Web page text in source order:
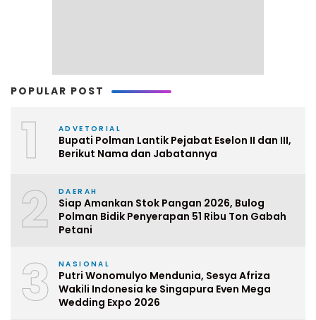
POPULAR POST
1 ADVETORIAL
Bupati Polman Lantik Pejabat Eselon II dan III,
Berikut Nama dan Jabatannya
2 DAERAH
Siap Amankan Stok Pangan 2026, Bulog
Polman Bidik Penyerapan 51 Ribu Ton Gabah
Petani
3 NASIONAL
Putri Wonomulyo Mendunia, Sesya Afriza
Wakili Indonesia ke Singapura Even Mega
Wedding Expo 2026